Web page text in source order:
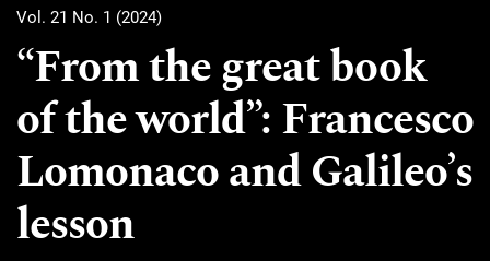
Vol. 21 No. 1 (2024)
“From the great book
of the world”: Francesco
Lomonaco and Galileo’s
lesson